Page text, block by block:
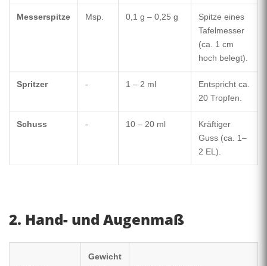
Messerspitze Msp. 0,1 g – 0,25 g
Spitze eines
Tafelmesser
(ca. 1 cm
hoch belegt).
Spritzer - 1 – 2 ml
Entspricht ca.
20 Tropfen.
Schuss - 10 – 20 ml
Kräftiger
Guss (ca. 1–
2 EL).
2. Hand- und Augenmaß
Gewicht